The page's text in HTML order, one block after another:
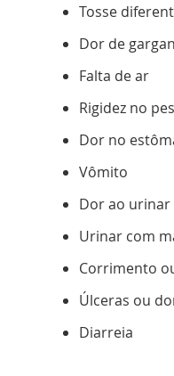
Tosse
Dor de
Falta de ar
Rigidez no
Dor no
Vômito
Dor ao urinar
Urinar com
Corrimento
Úlceras ou
Diarreia